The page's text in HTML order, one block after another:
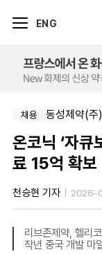
ENG
채용 동성제약(주
온코닉 ‘자
료 15억 확보
천승현 기자 2026-
리브존제약, 헬리
작년 중국 개발 마